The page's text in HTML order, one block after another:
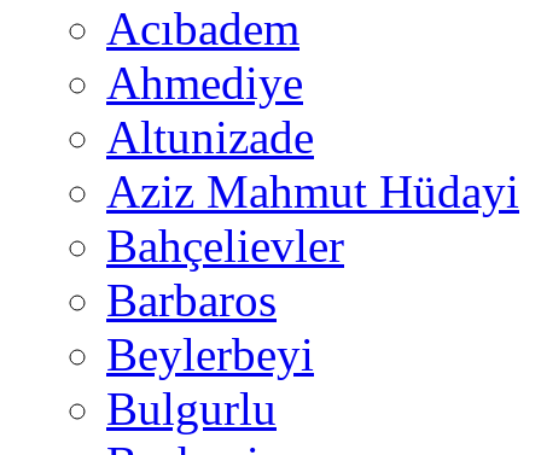
Acıbadem
Ahmediye
Altunizade
Aziz Mahmut Hüdayi
Bahçelievler
Barbaros
Beylerbeyi
Bulgurlu